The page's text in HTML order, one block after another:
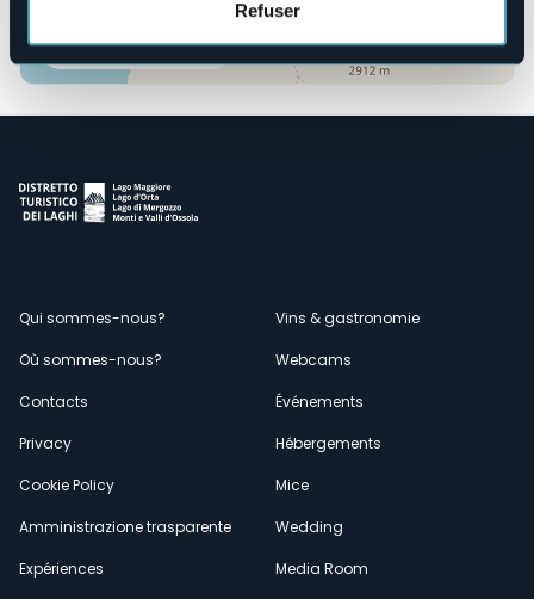
Refuser
Ouvrir la carte
Menù
secondario
Qui sommes-nous?
Où sommes-nous?
Contacts
Privacy
Cookie Policy
Amministrazione trasparente
Expériences
Vins & gastronomie
Webcams
Événements
Hébergements
Mice
Wedding
Media Room